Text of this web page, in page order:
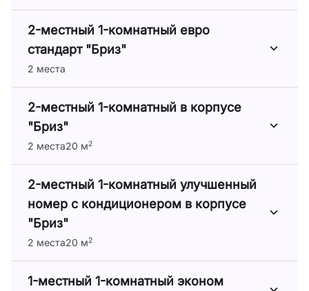
2-местный 1-комнатный евро
стандарт "Бриз"
2 места
2-местный 1-комнатный в корпусе
"Бриз"
2 места20 м2
2-местный 1-комнатный улучшенный
номер с кондиционером в корпусе
"Бриз"
2 места20 м2
1-местный 1-комнатный эконом